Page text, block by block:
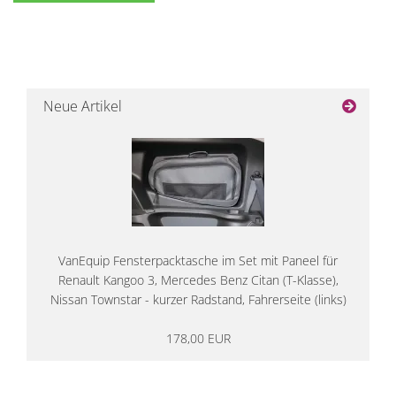
Neue Artikel
VanEquip Fensterpacktasche im Set mit Paneel für
Renault Kangoo 3, Mercedes Benz Citan (T-Klasse),
Nissan Townstar - kurzer Radstand, Fahrerseite (links)
178,00 EUR